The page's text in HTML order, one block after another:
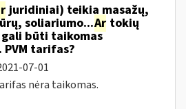
juridiniai) teikia masažų,
soliariumo...Ar tokių
būti taikomas
tarifas?
07-01
nėra taikomas.